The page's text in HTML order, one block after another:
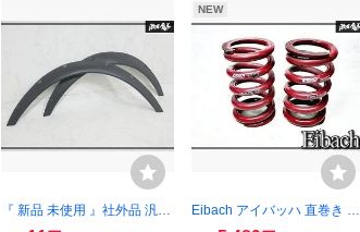
『 新品 未使用 』社外品 汎用
NEW
Eibach アイバッハ 直巻き ス